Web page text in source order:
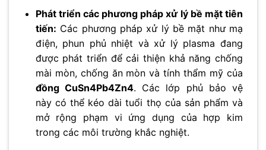
Phát triển các phương pháp xử lý bề mặt tiên
tiến: Các phương pháp xử lý bề mặt như mạ
điện, phun phủ nhiệt và xử lý plasma đang
được phát triển để cải thiện khả năng chống
mài mòn, chống ăn mòn và tính thẩm mỹ của
đồng CuSn4Pb4Zn4. Các lớp phủ bảo vệ
này có thể kéo dài tuổi thọ của sản phẩm và
mở rộng phạm vi ứng dụng của hợp kim
trong các môi trường khắc nghiệt.